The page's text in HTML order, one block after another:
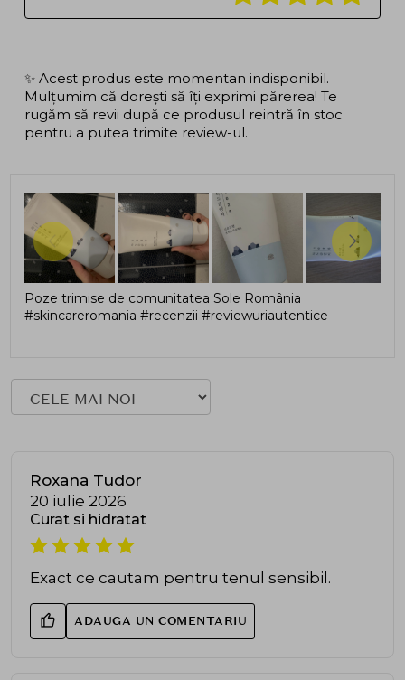
✨ Acest produs este momentan indisponibil.
Mulțumim că dorești să îți exprimi părerea! Te
rugăm să revii după ce produsul reintră în stoc
pentru a putea trimite review-ul.
Poze trimise de comunitatea Sole România
#skincareromania #recenzii #reviewuriautentice
Roxana Tudor
20 iulie 2026
Curat si hidratat
Exact ce cautam pentru tenul sensibil.
ADAUGA UN COMENTARIU